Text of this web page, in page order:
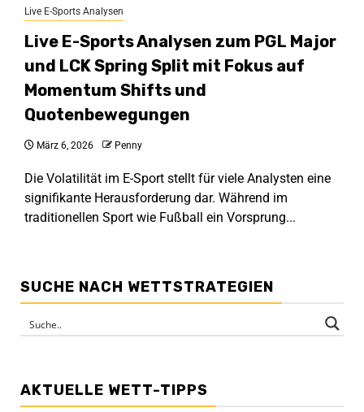
Live E-Sports Analysen
Live E-Sports Analysen zum PGL Major
und LCK Spring Split mit Fokus auf
Momentum Shifts und
Quotenbewegungen
März 6, 2026 Penny
Die Volatilität im E-Sport stellt für viele Analysten eine
signifikante Herausforderung dar. Während im
traditionellen Sport wie Fußball ein Vorsprung...
SUCHE NACH WETTSTRATEGIEN
AKTUELLE WETT-TIPPS